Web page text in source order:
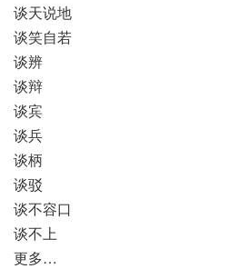
谈天说地
谈笑自若
谈辨
谈辩
谈宾
谈兵
谈柄
谈驳
谈不容口
谈不上
更多…